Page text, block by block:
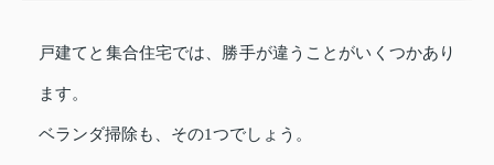
戸建てと集合住宅では、勝手が違うことがいくつかあり
ます。
ベランダ掃除も、その1つでしょう。